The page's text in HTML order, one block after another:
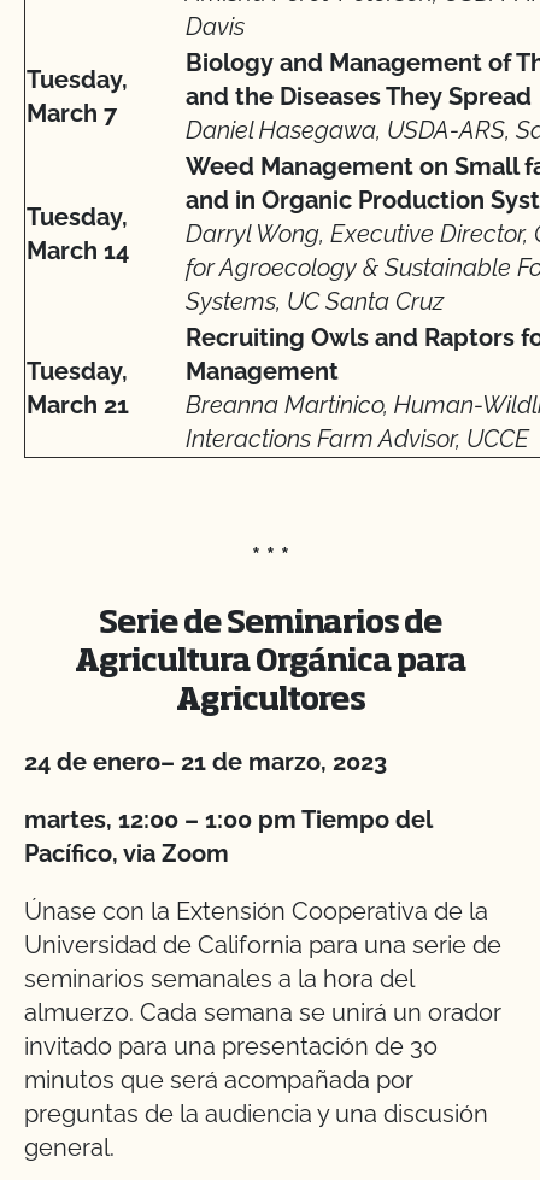
Davis
Tuesday,
March 7
Biology and Management of
and the Diseases They Spread
Daniel Hasegawa, USDA-ARS,
Tuesday,
March 14
Weed Management on Small
and in Organic Production
Darryl Wong, Executive Director,
for Agroecology & Sustainable
Systems, UC Santa Cruz
Tuesday,
March 21
Recruiting Owls and Raptors
Management
Breanna Martinico, Human-
Interactions Farm Advisor, UCCE
* * *
Serie de Seminarios de
Agricultura Orgánica para
Agricultores
24 de enero– 21 de marzo, 2023
martes, 12:00 – 1:00 pm Tiempo del
Pacífico, via Zoom
Únase con la Extensión Cooperativa de la
Universidad de California para una serie de
seminarios semanales a la hora del
almuerzo. Cada semana se unirá un orador
invitado para una presentación de 30
minutos que será acompañada por
preguntas de la audiencia y una discusión
general.